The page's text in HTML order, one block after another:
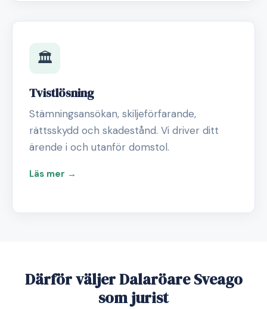
🏛️
Tvistlösning
Stämningsansökan, skiljeförfarande,
rättsskydd och skadestånd. Vi driver ditt
ärende i och utanför domstol.
Läs mer →
Därför väljer Dalaröare Sveago
som jurist